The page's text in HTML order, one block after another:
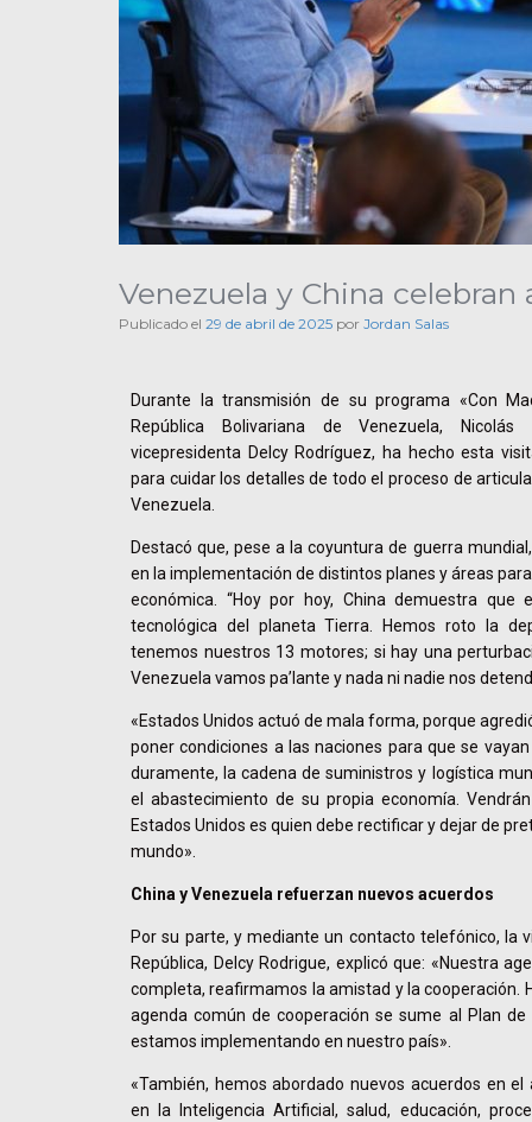
Venezuela y China
Publicado el 29 de abril de 2025 por Jordan Salas
Durante la transmisión de su programa «Con
República Bolivariana de Venezuela,
vicepresidenta Delcy Rodríguez, ha hecho esta
para cuidar los detalles de todo el proceso de
Venezuela.
Destacó que, pese a la coyuntura de guerra
en la implementación de distintos planes y áreas
económica. “Hoy por hoy, China demuestra que
tecnológica del planeta Tierra. Hemos roto la
tenemos nuestros 13 motores; si hay una
Venezuela vamos pa’lante y nada ni nadie nos
«Estados Unidos actuó de mala forma, porque
poner condiciones a las naciones para que se
duramente, la cadena de suministros y logística
el abastecimiento de su propia economía.
Estados Unidos es quien debe rectificar y dejar de
mundo».
China y Venezuela refuerzan nuevos acuerdos
Por su parte, y mediante un contacto telefónico, la
República, Delcy Rodrigue, explicó que: «Nuestra
completa, reafirmamos la amistad y la cooperación.
agenda común de cooperación se sume al Plan
estamos implementando en nuestro país».
«También, hemos abordado nuevos acuerdos en
en la Inteligencia Artificial, salud, educación,